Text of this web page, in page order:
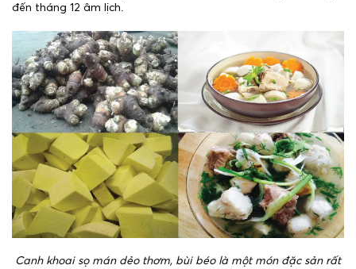
đến tháng 12 âm lịch.
Canh khoai sọ mán dẻo thơm, bùi béo là một món đặc sản rất